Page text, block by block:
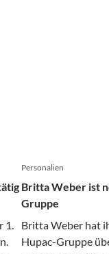
1.
Personalien
Britta Weber ist
Gruppe
Britta Weber hat
Hupac-Gruppe